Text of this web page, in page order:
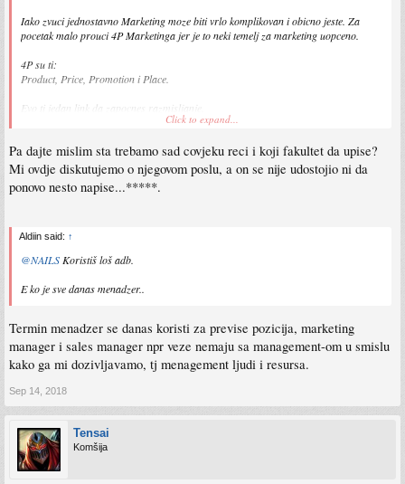
Iako zvuci jednostavno Marketing moze biti vrlo komplikovan i obicno jeste. Za
pocetak malo prouci 4P Marketinga jer je to neki temelj za marketing uopceno.
4P su ti:
Product, Price, Promotion i Place.
Evo ti jedan link da zapocnes razmisljanje.
Sent from my Redmi Note 4 using Tapatalk
Click to expand...
Pa dajte mislim sta trebamo sad covjeku reci i koji fakultet da upise?
Mi ovdje diskutujemo o njegovom poslu, a on se nije udostojio ni da
ponovo nesto napise...*****.
Aldiin said: ↑
@NAILSKoristiš loš adb.
E ko je sve danas menadzer..
Termin menadzer se danas koristi za previse pozicija, marketing
manager i sales manager npr veze nemaju sa management-om u smislu
kako ga mi dozivljavamo, tj menagement ljudi i resursa.
Sep 14, 2018
Tensai
Komšija